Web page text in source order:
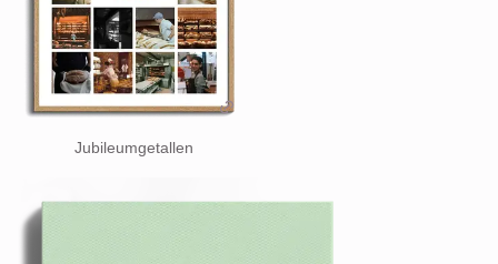
Jubileumgetallen